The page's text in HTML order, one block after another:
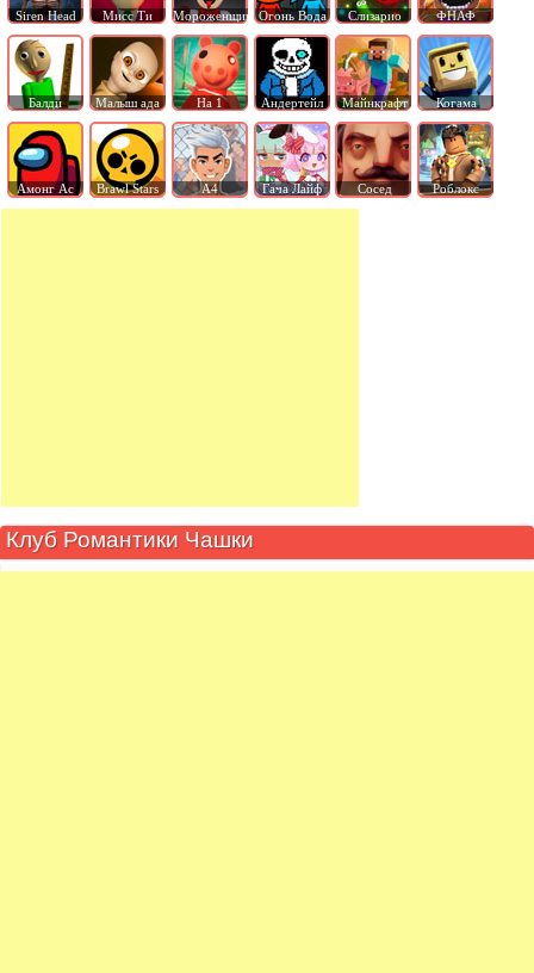
Siren Head Мисс Ти Мороженщик Огонь Вода Слизарио ФНАФ
Балди Малыш ада На 1 Андертейл Майнкрафт Когама
Амонг Ас Brawl Stars А4 Гача Лайф Сосед Роблокс
Клуб Романтики Чашки